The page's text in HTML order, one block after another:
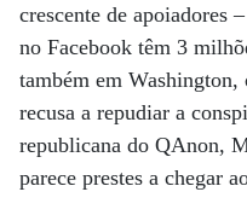
crescente de apoiadores
no Facebook têm 3
também em Washington,
recusa a repudiar a
republicana do QAnon,
parece prestes a chegar